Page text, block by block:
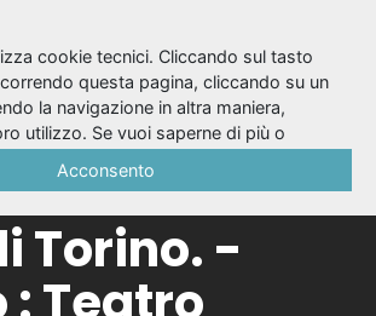
del
Stabile della
Torino. -
cookie tecnici. Cliccando sul tasto
questa pagina, cliccando su un
la navigazione in altra maniera,
utilizzo. Se vuoi saperne di più o
Acconsento